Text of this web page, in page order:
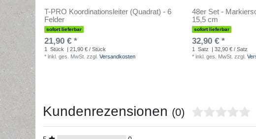
T-PRO Koordinationsleiter (Quadrat) - 6
Felder
sofort lieferbar
21,90 € *
1 Stück
| 21,90 € / Stück
* inkl. ges. MwSt. zzgl. Versandkosten
48er Set -
15,5 cm
sofort lieferbar
32,90 € *
1 Satz
| 32,90 € / Satz
* inkl. ges. MwSt. zzgl.
Kundenrezensionen (0)